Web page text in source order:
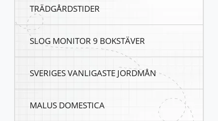
TRÄDGÅRDSTIDER
SLOG MONITOR 9 BOKSTÄVER
SVERIGES VANLIGASTE JORDMÅN
MALUS DOMESTICA